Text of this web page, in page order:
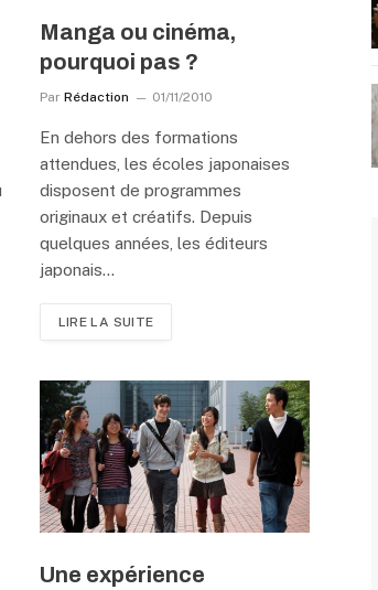
Manga ou cinéma,
pourquoi pas ?
Par Rédaction 01/11/2010
En dehors des formations
attendues, les écoles japonaises
disposent de programmes
originaux et créatifs. Depuis
quelques années, les éditeurs
japonais…
LIRE LA SUITE
Une expérience